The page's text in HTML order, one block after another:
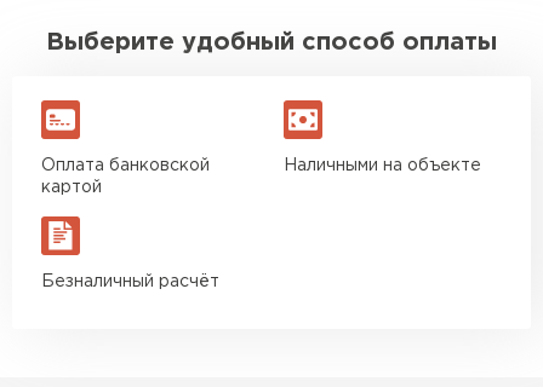
Выберите удобный способ оплаты
Оплата банковской
картой
Наличными на объекте
Безналичный расчёт